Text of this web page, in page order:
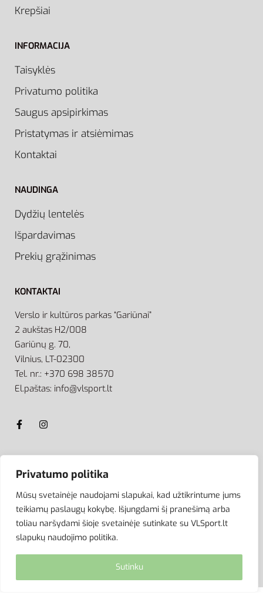
Privatumo politika
Mūsų svetainėje naudojami slapukai, kad užtikrintume jums
teikiamų paslaugų kokybę. Išjungdami šį pranešimą arba
toliau naršydami šioje svetainėje sutinkate su VLSport.lt
slapukų naudojimo politika.
Sutinku
Krepšiai
INFORMACIJA
Taisyklės
Privatumo politika
Saugus apsipirkimas
Pristatymas ir atsiėmimas
Kontaktai
NAUDINGA
Dydžių lentelės
Išpardavimas
Prekių grąžinimas
KONTAKTAI
Verslo ir kultūros parkas “Gariūnai”
2 aukštas H2/008
Gariūnų g. 70,
Vilnius, LT-02300
Tel. nr.: +370 698 38570
El.paštas: info@vlsport.lt